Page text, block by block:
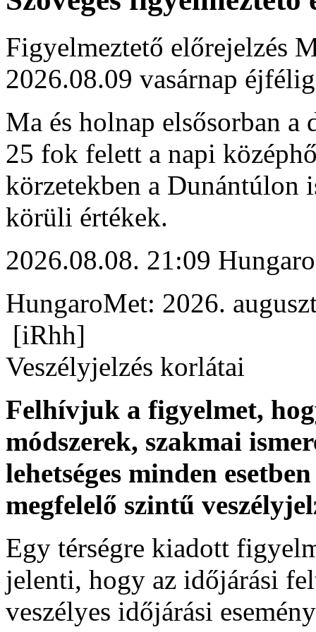
Figyelmeztető előrejelzés
2026.08.09 vasárnap éjfélig
Ma és holnap elsősorban
25 fok felett a napi
körzetekben a Dunántúlon
körüli értékek.
2026.08.08. 21:09
HungaroMet: 2026.
[iRhh]
Veszélyjelzés korlátai
Felhívjuk a figyelmet,
módszerek, szakmai
lehetséges minden
megfelelő szintű
Egy térségre kiadott
jelenti, hogy az időjárási
veszélyes időjárási